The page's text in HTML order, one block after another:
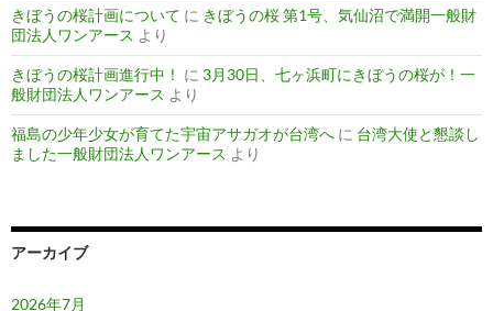
きぼうの桜計画について に きぼうの桜 第1号、気仙沼で満開一般財
団法人ワンアース より
きぼうの桜計画進行中！ に 3月30日、七ヶ浜町にきぼうの桜が！一
般財団法人ワンアース より
福島の少年少女が育てた宇宙アサガオが台湾へ に 台湾大使と懇談し
ました一般財団法人ワンアース より
アーカイブ
2026年7月